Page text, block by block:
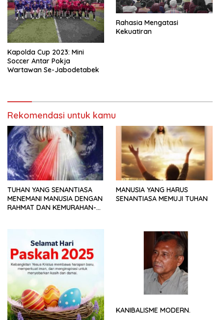
Kapolda Cup 2023: Mini
Soccer Antar Pokja
Wartawan Se-Jabodetabek
Rahasia Mengatasi
Kekuatiran
Rekomendasi untuk kamu
TUHAN YANG SENANTIASA
MENEMANI MANUSIA DENGAN
RAHMAT DAN KEMURAHAN-
MANUSIA YANG HARUS
SENANTIASA MEMUJI TUHAN
KANIBALISME MODERN.